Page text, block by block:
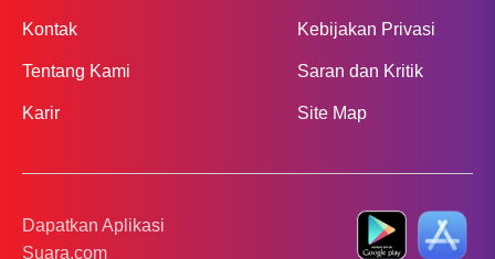
Kontak
Tentang Kami
Karir
Kebijakan Privasi
Saran dan Kritik
Site Map
Dapatkan Aplikasi
Suara.com